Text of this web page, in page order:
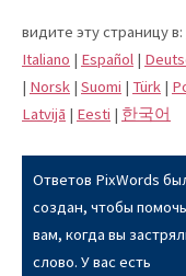
видите эту страницу в:
Italiano | Español |
| Norsk | Suomi | Türk |
Latvijā | Eesti | 한국어
Ответов PixWords
создан, чтобы помочь
вам, когда вы
слово. У вас есть